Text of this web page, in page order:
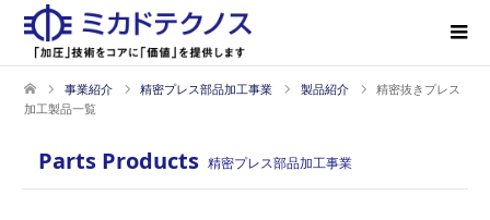
事業紹介 精密プレス部品加工事業 製品紹介
精密抜きプレス
加工製品一覧
Parts Products 精密プレス部品加工事業